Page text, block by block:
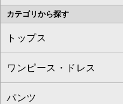
OFUON le MK
MK MICHEL KLEIN
MK MICHEL KLEIN
カテゴリから探す
トップス
すべてのトップス
カットソー・Tシャツ
ワンピース・ドレス
すべてのワンピース・
パンツ